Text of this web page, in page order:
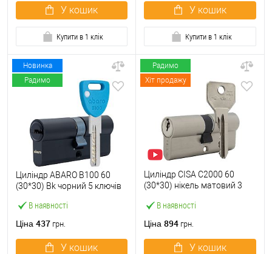
У кошик
Купити в 1 клік
У кошик
Купити в 1 клік
Новинка
Радимо
В наявності
Циліндр ABARO B100 60
(30*30) Bk чорний 5 ключів
Ціна 437 грн.
У кошик
Радимо
Хіт продажу
В наявності
Циліндр CISA C2000 60
(30*30) нікель матовий 3
Ціна 894 грн.
У кошик